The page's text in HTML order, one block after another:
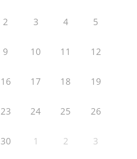
2 3 4 5
9 10 11 12
16 17 18 19
23 24 25 26
30 1 2 3